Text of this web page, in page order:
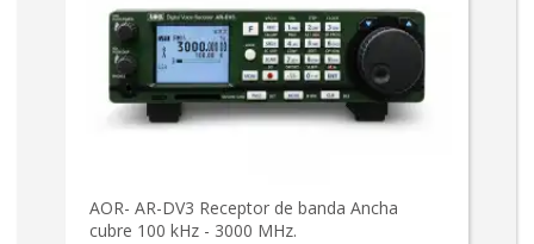
AOR- AR-DV3 Receptor de banda Ancha
cubre 100 kHz - 3000 MHz.